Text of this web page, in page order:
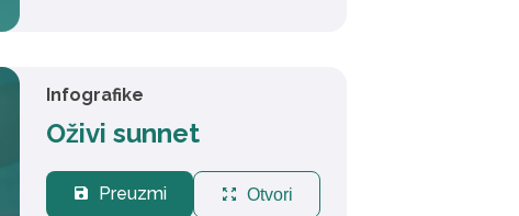
Infografike
Oživi sunnet
save Preuzmi zoom_out_map Otvori